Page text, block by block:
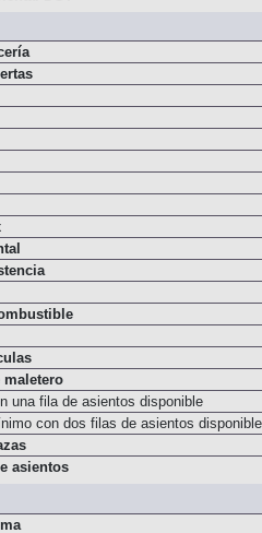
maletero
una fila de asientos disponible
con dos filas de asientos disponibles